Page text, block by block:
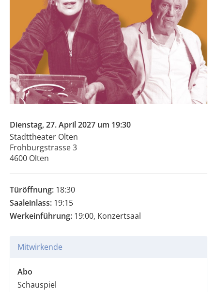
Dienstag, 27. April 2027 um 19:30
Stadttheater Olten
Frohburgstrasse 3
4600 Olten
Türöffnung: 18:30
Saaleinlass: 19:15
Werkeinführung: 19:00, Konzertsaal
Mitwirkende
Abo
Schauspiel